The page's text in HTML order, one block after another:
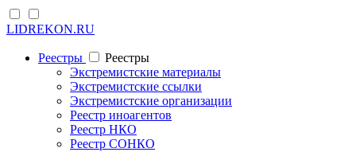
LIDREKON.RU
Реестры
Реестры
Экстремистские материалы
Экстремистские ссылки
Экстремистские организации
Реестр иноагентов
Реестр НКО
Реестр СОНКО